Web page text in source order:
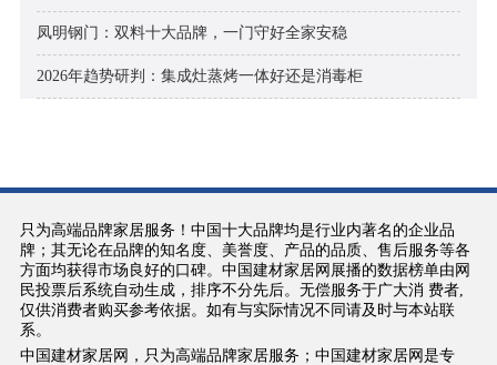
凤明钢门：双料十大品牌，一门守好全家安稳
2026年趋势研判：集成灶蒸烤一体好还是消毒柜
只为高端品牌家居服务！中国十大品牌均是行业内著名的企业品
牌；其无论在品牌的知名度、美誉度、产品的品质、售后服务等各
方面均获得市场良好的口碑。中国建材家居网展播的数据榜单由网
民投票后系统自动生成，排序不分先后。无偿服务于广大消 费者,
仅供消费者购买参考依据。如有与实际情况不同请及时与本站联
系。
中国建材家居网，只为高端品牌家居服务；中国建材家居网是专